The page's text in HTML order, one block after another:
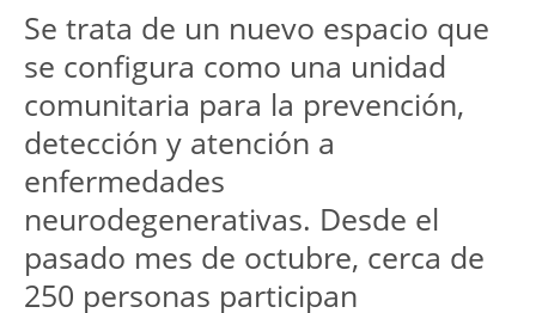
Se trata de un nuevo espacio que
se configura como una unidad
comunitaria para la prevención,
detección y atención a
enfermedades
neurodegenerativas. Desde el
pasado mes de octubre, cerca de
250 personas participan